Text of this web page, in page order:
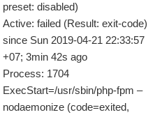
preset: disabled)
Active: failed (Result: exit-code)
since Sun 2019-04-21 22:33:57
+07; 3min 42s ago
Process: 1704
ExecStart=/usr/sbin/php-fpm –
nodaemonize (code=exited,